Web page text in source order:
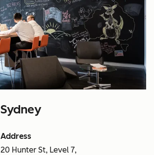
Sydney
Address
20 Hunter St, Level 7,